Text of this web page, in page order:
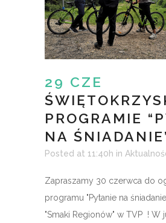
29 CZE
PROGRAMIE
NA
Posted at 11:40h in
Zapraszamy 30 czerwca do
programu "Pytanie na
"Smaki Regionów" w TVP ! W